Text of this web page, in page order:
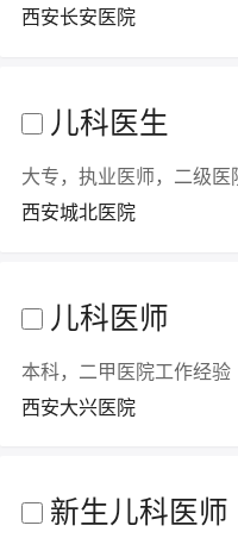
西安长安医院
儿科医生
大专，执业医师，二级医
西安城北医院
儿科医师
本科，二甲医院工作经验
西安大兴医院
新生儿科医师